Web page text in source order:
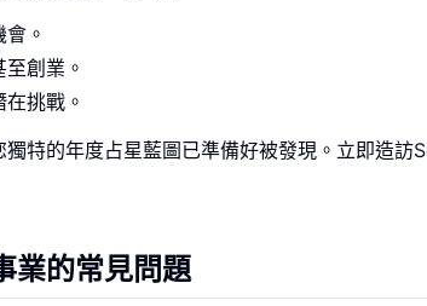
。
創業。
挑戰。
特的年度占星藍圖已準備好被發現。立即造訪
業的常見問題